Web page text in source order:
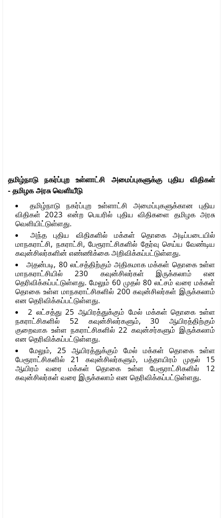
தமிழ்நாடு நகர்ப்புற உள்ளாட்சி அமைப்புகளுக்கு புதிய விதிகள்
- தமிழக அரசு வெளியீடு
தமிழ்நாடு நகர்ப்புற உள்ளாட்சி அமைப்புகளுக்கான புதிய
விதிகள் 2023 என்ற பெயரில் புதிய விதிகளை தமிழக அரசு
வெளியிட்டுள்ளது.
அந்த புதிய விதிகளில் மக்கள் தொகை அடிப்படையில்
மாநகராட்சி, நகராட்சி, பேரூராட்சிகளில் தேர்வு செய்ய வேண்டிய
கவுன்சிலர்களின் எண்ணிக்கை அறிவிக்கப்பட்டுள்ளது.
அதன்படி, 80 லட்சத்திற்கும் அதிகமாக மக்கள் தொகை உள்ள
மாநகராட்சியில் 230 கவுன்சிலர்கள் இருக்கலாம் என
தெரிவிக்கப்பட்டுள்ளது. மேலும் 60 முதல் 80 லட்சம் வரை மக்கள்
தொகை உள்ள மாநகராட்சிகளில் 200 கவுன்சிலர்கள் இருக்கலாம்
என தெரிவிக்கப்பட்டுள்ளது.
2 லட்சத்து 25 ஆயிரத்துக்கும் மேல் மக்கள் தொகை உள்ள
நகராட்சிகளில் 52 கவுன்சிலர்களும், 30 ஆயிரத்திற்கும்
குறைவாக உள்ள நகராட்சிகளில் 22 கவுன்சர்களும் இருக்கலாம்
என தெரிவிக்கப்பட்டுள்ளது.
மேலும், 25 ஆயிரத்துக்கும் மேல் மக்கள் தொகை உள்ள
பேரூராட்சிகளில் 21 கவுன்சிலர்களும், பத்தாயிரம் முதல் 15
ஆயிரம் வரை மக்கள் தொகை உள்ள பேரூராட்சிகளில் 12
கவுன்சிலர்கள் வரை இருக்கலாம் என தெரிவிக்கப்பட்டுள்ளது.